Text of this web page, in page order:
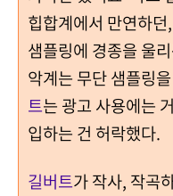
힙합계에서 만연하
샘플링에 경종을 울
악계는 무단 샘플링
트는 광고 사용에는
입하는 건 허락했다.
길버트가 작사, 작곡